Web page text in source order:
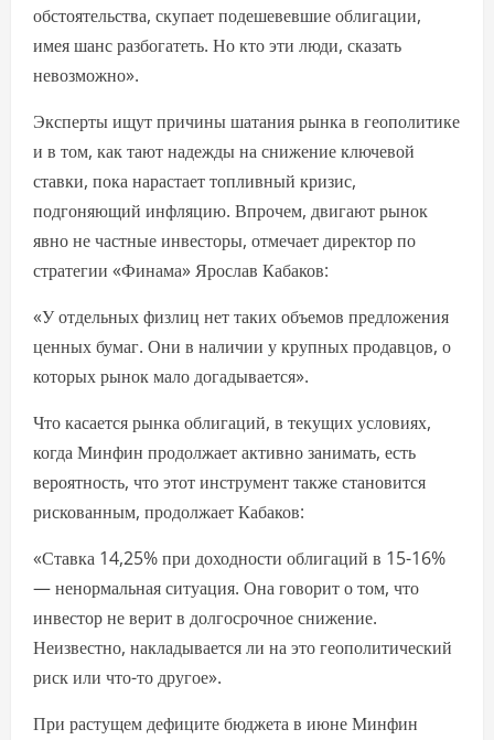
обстоятельства, скупает подешевевшие облигации,
имея шанс разбогатеть. Но кто эти люди, сказать
невозможно».
Эксперты ищут причины шатания рынка в геополитике
и в том, как тают надежды на снижение ключевой
ставки, пока нарастает топливный кризис,
подгоняющий инфляцию. Впрочем, двигают рынок
явно не частные инвесторы, отмечает директор по
стратегии «Финама» Ярослав Кабаков:
«У отдельных физлиц нет таких объемов предложения
ценных бумаг. Они в наличии у крупных продавцов, о
которых рынок мало догадывается».
Что касается рынка облигаций, в текущих условиях,
когда Минфин продолжает активно занимать, есть
вероятность, что этот инструмент также становится
рискованным, продолжает Кабаков:
«Ставка 14,25% при доходности облигаций в 15-16%
— ненормальная ситуация. Она говорит о том, что
инвестор не верит в долгосрочное снижение.
Неизвестно, накладывается ли на это геополитический
риск или что-то другое».
При растущем дефиците бюджета в июне Минфин